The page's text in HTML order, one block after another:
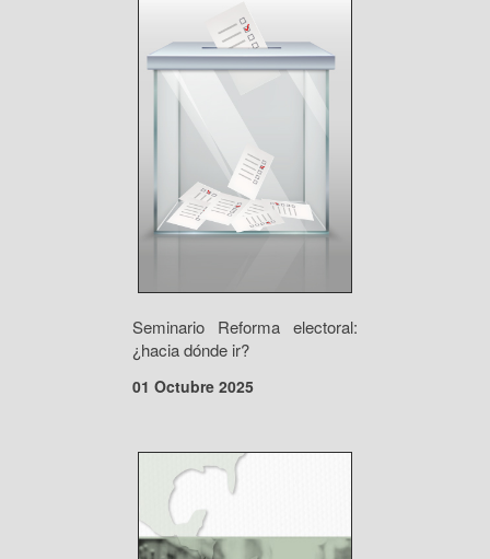
Seminario Reforma electoral:
¿hacia dónde ir?
01 Octubre 2025